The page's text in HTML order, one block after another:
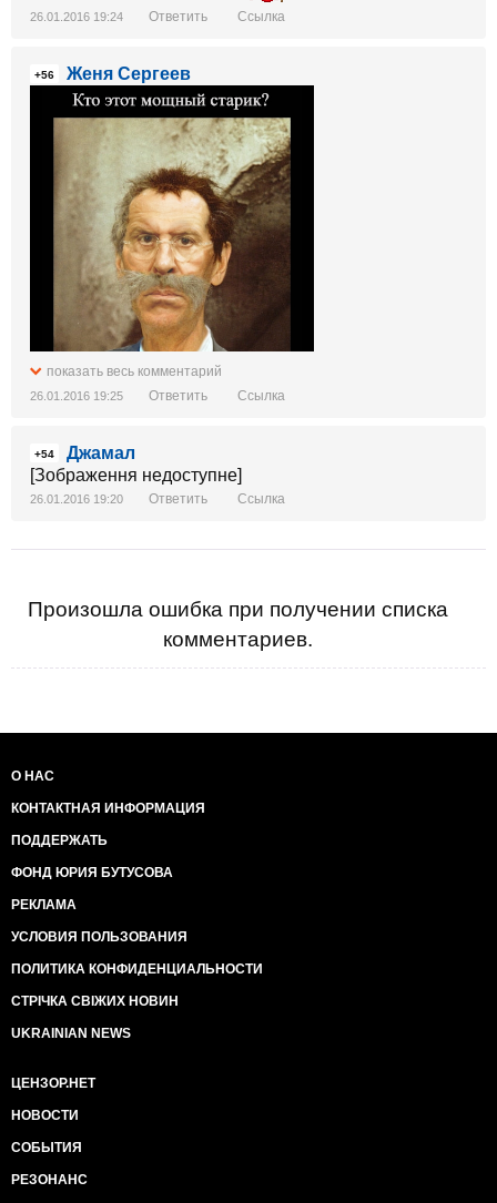
26.01.2016 19:24 Ответить Ссылка
+56 Женя Сергеев
показать весь комментарий
26.01.2016 19:25 Ответить Ссылка
+54
Джамал
[Зображення недоступне]
26.01.2016 19:20 Ответить Ссылка
Произошла ошибка при получении списка
комментариев.
О НАС
КОНТАКТНАЯ ИНФОРМАЦИЯ
ПОДДЕРЖАТЬ
ФОНД ЮРИЯ БУТУСОВА
РЕКЛАМА
УСЛОВИЯ ПОЛЬЗОВАНИЯ
ПОЛИТИКА КОНФИДЕНЦИАЛЬНОСТИ
СТРІЧКА СВІЖИХ НОВИН
UKRAINIAN NEWS
ЦЕНЗОР.НЕТ
НОВОСТИ
СОБЫТИЯ
РЕЗОНАНС